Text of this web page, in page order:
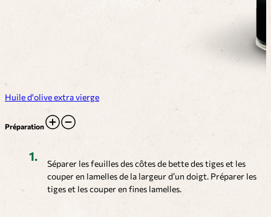
Huile d'olive extra vierge
Préparation
Séparer les feuilles des côtes de bette des tiges et les
couper en lamelles de la largeur d’un doigt. Préparer les
tiges et les couper en fines lamelles.